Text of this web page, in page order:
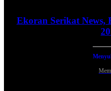
Ekoran Serikat News,